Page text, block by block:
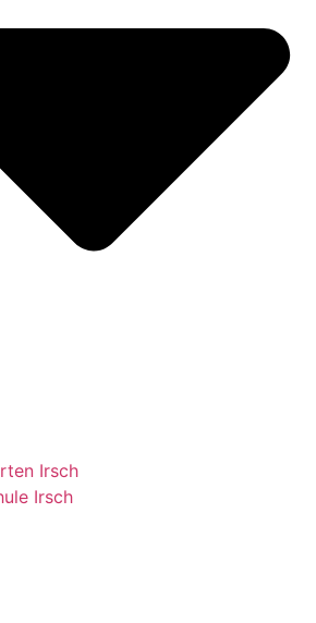
Irsch
Irsch